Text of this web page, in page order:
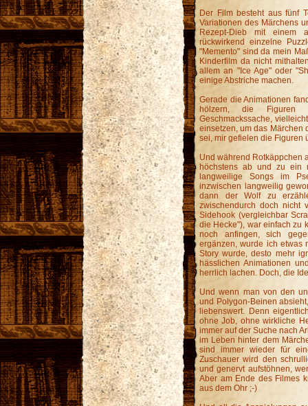
Der Film besteht aus fünf
Variationen des Märchens
Rezept-Dieb mit einem
rückwirkend einzelne
"Memento" sind da mein
Kinderfilm da nicht
allem an "Ice Age" oder
einige Abstriche machen.
Gerade die Animationen
hölzern, die Figuren
Geschmackssache,
einsetzen, um das Märchen
sei, mir gefielen die Figuren
Und während Rotkäppchen
höchstens ab und zu ein
langweilige Songs im
inzwischen langweilig
dann der Wolf zu
zwischendurch doch nicht
Sidehook (vergleichbar
die Hecke"), war einfach zu
noch anfingen, sich
ergänzen, wurde ich etwas
Story wurde, desto mehr
hässlichen Animationen
herrlich lachen. Doch, die
Und wenn man von den
und Polygon-Beinen
liebenswert. Denn
ohne Job, ohne wirkliche
immer auf der Suche nach
im Leben hinter dem
sind immer wieder für
Zuschauer wird den
und genervt aufstöhnen,
Aber am Ende des Filmes
aus dem Ohr ;-)